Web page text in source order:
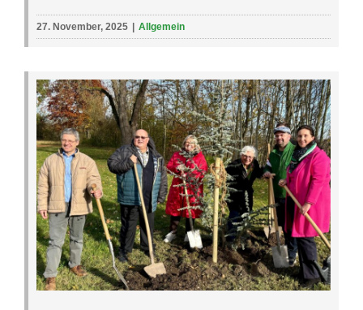
27. November, 2025 Allgemein